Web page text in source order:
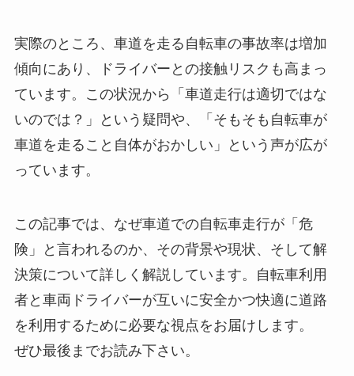
実際のところ、車道を走る自転車の事故率は増加
傾向にあり、ドライバーとの接触リスクも高まっ
ています。この状況から「車道走行は適切ではな
いのでは？」という疑問や、「そもそも自転車が
車道を走ること自体がおかしい」という声が広が
っています。
この記事では、なぜ車道での自転車走行が「危
険」と言われるのか、その背景や現状、そして解
決策について詳しく解説しています。自転車利用
者と車両ドライバーが互いに安全かつ快適に道路
を利用するために必要な視点をお届けします。
ぜひ最後までお読み下さい。